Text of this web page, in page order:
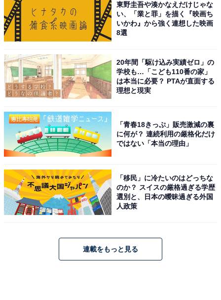
エンタメ性も高いホテルブッフェ
さて気になるメニューはというと、さすが一流ホテルの
してたくさんのメニューを味わえるようにという配慮か
らどれも小さめに作られています。
東野圭吾や湊かなえだけじゃな
い、「業と罪」を描く『映画ち
いかわ』から強く連想した映画
8選
20年間「駆け込み実績ゼロ」の
学校も…「こども110番の家」
は本当に必要？ PTAが直面する
理想と現実
「青春18きっぷ」販売激減の裏
に何が？ 連続利用の厳格化だけ
ではない「本当の理由」
「移民」に冷たいのはどっちな
のか？ スイスの厳格過ぎる学歴
選別と、日本の曖昧過ぎる外国
人政策
連載をもっと見る